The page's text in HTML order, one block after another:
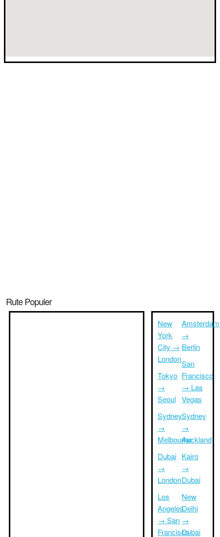
Rute Populer
New
York
City →
London
Tokyo
→
Seoul
Sydney
→
Melbourne
Dubai
→
London
Los
Angeles
→ San
Francisco
Amsterdam
→
Berlin
San
Francisco
→ Las
Vegas
Sydney
→
Auckland
Kairo
→
Dubai
New
Delhi
→
Dubai